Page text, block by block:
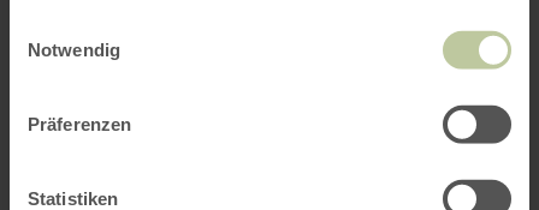
Notwendig
Präferenzen
Statistiken